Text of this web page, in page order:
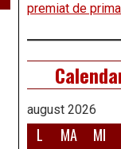
premiat de
august 2026
L MA MI